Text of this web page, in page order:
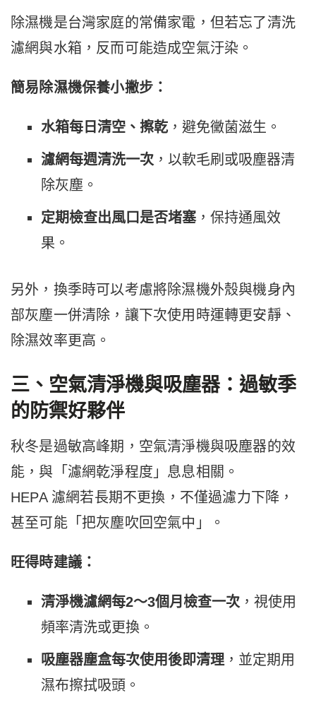
除濕機是台灣家庭的常備家電，但若忘了清洗
濾網與水箱，反而可能造成空氣汙染。
簡易除濕機保養小撇步：
水箱每日清空、擦乾，避免黴菌滋生。
濾網每週清洗一次，以軟毛刷或吸塵器清
除灰塵。
定期檢查出風口是否堵塞，保持通風效
果。
另外，換季時可以考慮將除濕機外殼與機身內
部灰塵一併清除，讓下次使用時運轉更安靜、
除濕效率更高。
三、空氣清淨機與吸塵器：過敏季
的防禦好夥伴
秋冬是過敏高峰期，空氣清淨機與吸塵器的效
能，與「濾網乾淨程度」息息相關。
HEPA 濾網若長期不更換，不僅過濾力下降，
甚至可能「把灰塵吹回空氣中」。
旺得時建議：
清淨機濾網每2～3個月檢查一次，視使用
頻率清洗或更換。
吸塵器塵盒每次使用後即清理，並定期用
濕布擦拭吸頭。